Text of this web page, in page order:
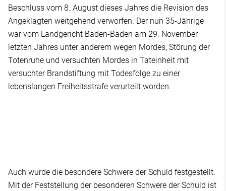
Beschluss vom 8. August dieses Jahres die Revision des
Angeklagten weitgehend verworfen. Der nun 35-Jährige
war vom Landgericht Baden-Baden am 29. November
letzten Jahres unter anderem wegen Mordes, Störung der
Totenruhe und versuchten Mordes in Tateinheit mit
versuchter Brandstiftung mit Todesfolge zu einer
lebenslangen Freiheitsstrafe verurteilt worden.
Auch wurde die besondere Schwere der Schuld festgestellt.
Mit der Feststellung der besonderen Schwere der Schuld ist